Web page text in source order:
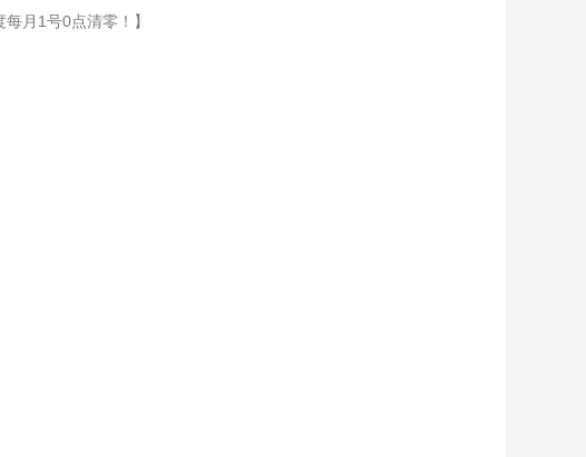
月1号0点清零！】